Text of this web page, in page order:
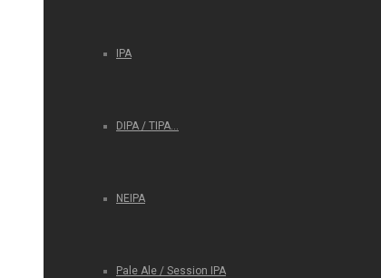
IPA
DIPA / TIPA…
NEIPA
Pale Ale / Session IPA